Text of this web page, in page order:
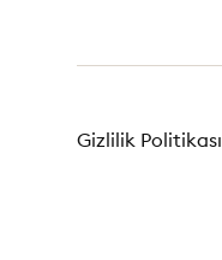
Gizlilik Politikası